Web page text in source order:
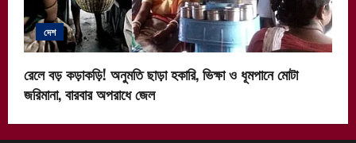
দেশ
রেলে বড় কড়াকড়ি! অনুমতি ছাড়া হকারি, ভিক্ষা ও ধূমপানে মোটা
জরিমানা, বারবার অপরাধে জেল